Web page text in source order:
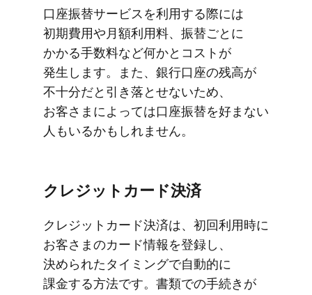
口座振替サービスを​利用する​際には​
初期費用や​月​額利用料、​振替ごとに​
かかる​手数料など​何かと​コストが​
発生します。​また、​銀行口座の​残高が​
不十分だと​引き落とせないため、​
お客さまに​よっては​口座振替を​好まない​
人も​いるかもしれません。
クレジットカード決済
クレジットカード決済は、​初回利用時に​
お客さまの​カード情報を​登録し、​
決められた​タイミングで​自動的に​
課金する​方​法です。​書類での​手続きが​